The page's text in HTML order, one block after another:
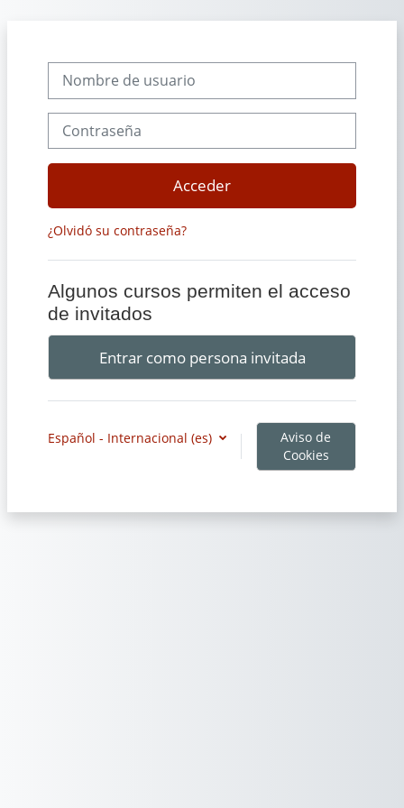
Nombre de usuario
Acceder
¿Olvidó su contraseña?
Algunos cursos permiten el acceso
de invitados
Entrar como persona invitada
Español - Internacional ‎(es)‎
Aviso de
Cookies